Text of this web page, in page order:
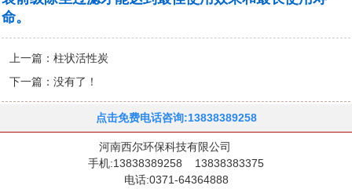
命。
上一篇：柱状活性炭
下一篇：没有了！
点击免费电话咨询:13838389258
河南西尔环保科技有限公司
手机:13838389258 13838383375
电话:0371-64364888